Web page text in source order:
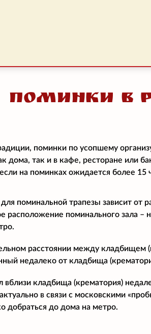
Поминки в
поминки по усопшему
дома, так и в кафе, ресторане или
на поминках ожидается более
поминальной трапезы зависит от
расположение поминального зала –
расстоянии между
недалеко от кладбища
вблизи кладбища (крематория)
в связи с московскими
добраться до дома на метро.